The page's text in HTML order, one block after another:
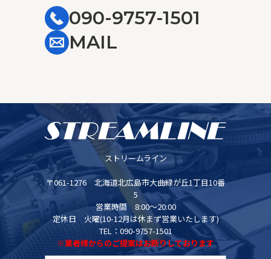
090-9757-1501
MAIL
ストリームライン
〒061-1276 北海道北広島市大曲緑が丘1丁目10番
5
営業時間 8:00～20:00
定休日 火曜(10-12月は休まず営業いたします)
TEL：090-9757-1501
※業者様からのご提案はお断りしております